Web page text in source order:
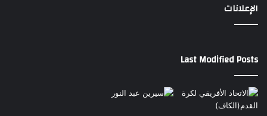
الإعلانات
Last Modified Posts